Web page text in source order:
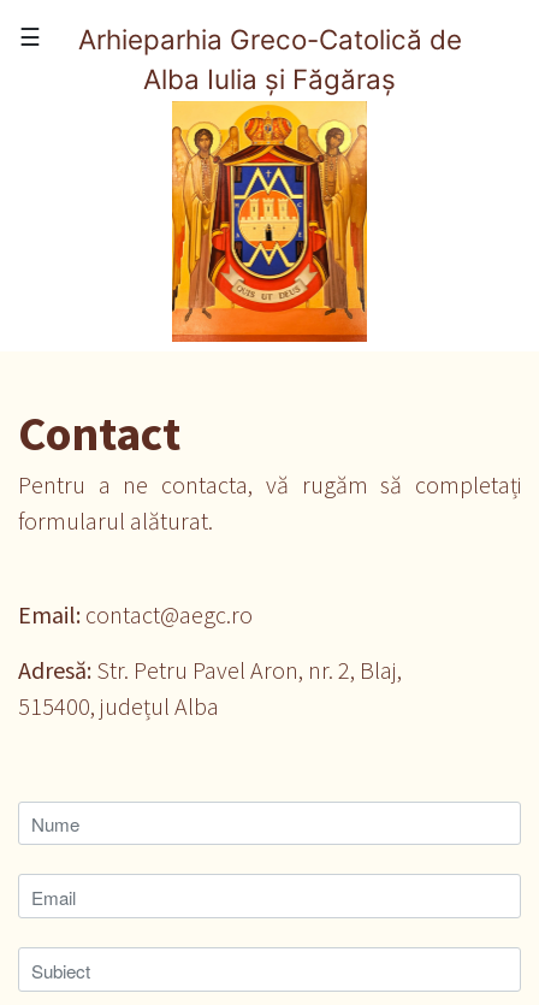
☰
Arhieparhia Greco-Catolică de
Alba Iulia și Făgăraș
×
(current)
Viata Arhieparhiei
Contact
Pentru a ne contacta, vă rugăm să completați
formularul alăturat.
Email: contact@aegc.ro
Adresă: Str. Petru Pavel Aron, nr. 2, Blaj,
515400, județul Alba